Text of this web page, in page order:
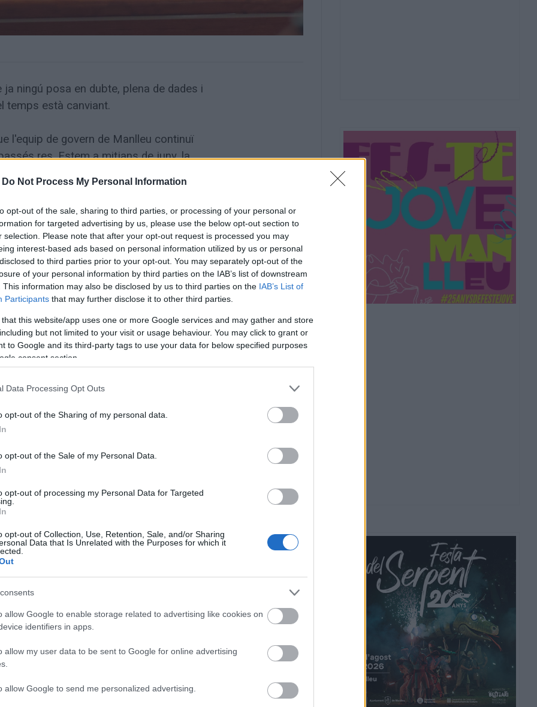
Do Not Process My Personal Information
opt-out of the sale, sharing to third parties, or processing of your personal or
for targeted advertising by us, please use the below opt-out section to
selection. Please note that after your opt-out request is processed you may
interest-based ads based on personal information utilized by us or personal
to third parties prior to your opt-out. You may separately opt-out of the
of your personal information by third parties on the IAB’s list of downstream
This information may also be disclosed by us to third parties on the IAB’s List of
Participants that may further disclose it to other third parties.
that this website/app uses one or more Google services and may gather and store
but not limited to your visit or usage behaviour. You may click to grant or
to Google and its third-party tags to use your data for below specified purposes
consent section.
Data Processing Opt Outs
opt-out of the Sharing of my personal data.
opt-out of the Sale of my Personal Data.
opt-out of processing my Personal Data for Targeted
opt-out of Collection, Use, Retention, Sale, and/or Sharing
Data that Is Unrelated with the Purposes for which it
allow Google to enable storage related to advertising like cookies on
identifiers in apps.
allow my user data to be sent to Google for online advertising
allow Google to send me personalized advertising.
ningú posa en dubte, plena de dades i
temps està canviant.
l'equip de govern de Manlleu continuï
res. Estem a mitjans de juny, la
amb el panorama de cada any: la
sempre s’ha fet així”. El
populars, i els regidors de govern
realitat.
ho diuen clarament: la temperatura
en els pròxims anys.
pur i dur. Passar les primeres setmanes
és gairebé un càstig per als
aquest equipament a principis de
Avui dia, la piscina ja no és
un servei de salut pública essencial
Estem en plena onada de calor i,
saber perfectament on són i quan
deixar aquesta informació per a l'últim
any? Quins horaris faran? Quins
o als barris? Que els responsables
que arribés la calor és una falta de
els malalts crònics i els nens, que
l'últim minut. L'equip de govern té
i el calendari de la piscina
Ja n'hi ha prou de mirar el santoral;
com un govern modern i previsor. La
dirigents polítics es despertin per